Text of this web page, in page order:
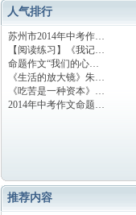
人气排行
苏州市2014年中考作…
【阅读练习】《我记…
命题作文“我们的心…
《生活的放大镜》朱…
《吃苦是一种资本》…
2014年中考作文命题…
推荐内容